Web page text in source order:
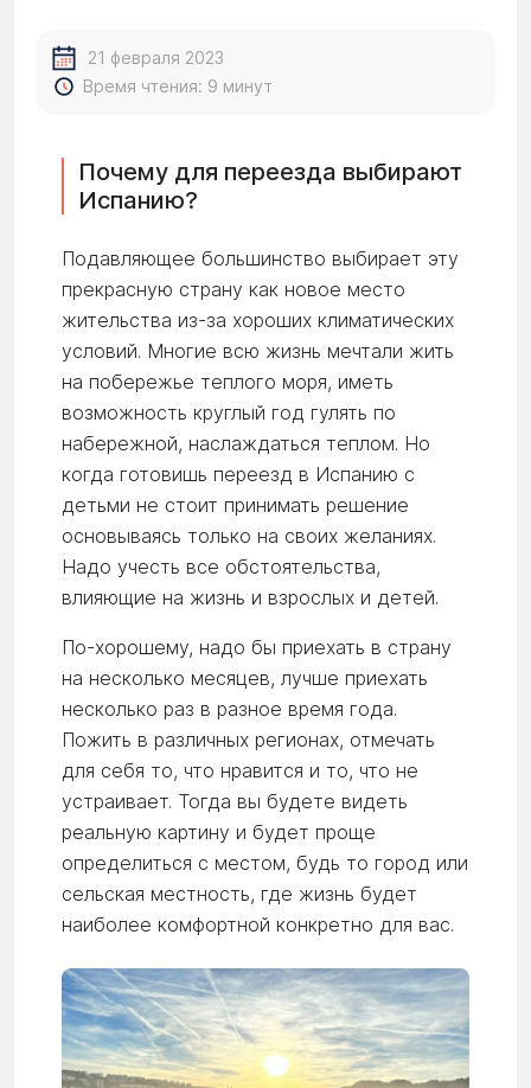
21 февраля 2023
Время чтения: 9 минут
Почему для переезда выбирают
Испанию?
Подавляющее большинство выбирает эту
прекрасную страну как новое место
жительства из-за хороших климатических
условий. Многие всю жизнь мечтали жить
на побережье теплого моря, иметь
возможность круглый год гулять по
набережной, наслаждаться теплом. Но
когда готовишь переезд в Испанию с
детьми не стоит принимать решение
основываясь только на своих желаниях.
Надо учесть все обстоятельства,
влияющие на жизнь и взрослых и детей.
По-хорошему, надо бы приехать в страну
на несколько месяцев, лучше приехать
несколько раз в разное время года.
Пожить в различных регионах, отмечать
для себя то, что нравится и то, что не
устраивает. Тогда вы будете видеть
реальную картину и будет проще
определиться с местом, будь то город или
сельская местность, где жизнь будет
наиболее комфортной конкретно для вас.